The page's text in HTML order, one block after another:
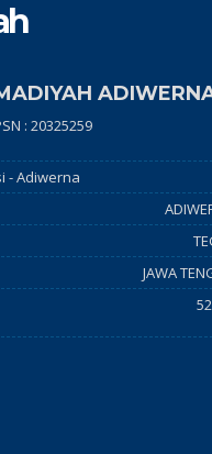
: 20325259
- Adiwerna
JAWA